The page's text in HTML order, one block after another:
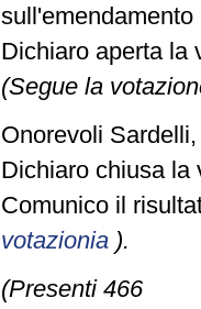
Dichiaro aperta la
(Segue la
Onorevoli
Dichiaro chiusa la
Comunico il
votazionia ).
(Presenti 466